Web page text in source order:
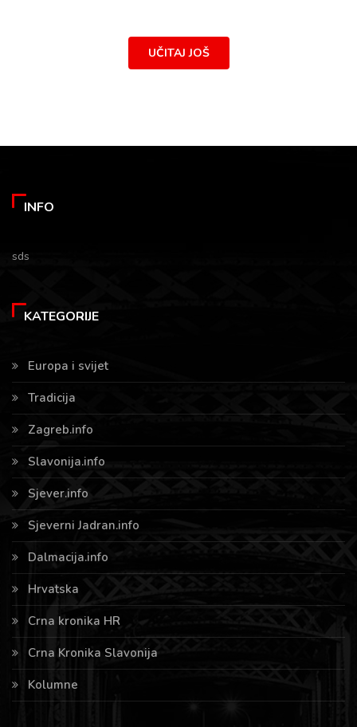
UČITAJ JOŠ
INFO
sds
KATEGORIJE
Europa i svijet
Tradicija
Zagreb.info
Slavonija.info
Sjever.info
Sjeverni Jadran.info
Dalmacija.info
Hrvatska
Crna kronika HR
Crna Kronika Slavonija
Kolumne